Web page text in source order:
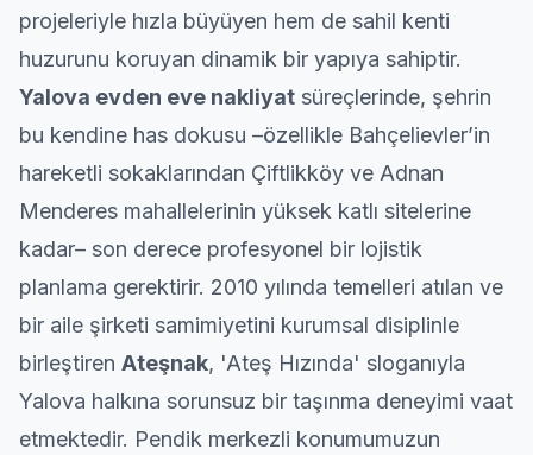
kapalı tavsiye ediyorum,
hakkıyla yapıyorlar
projeleriyle hızla büyüyen hem de sahil kenti
huzurunu koruyan dinamik bir yapıya sahiptir.
Yalova evden eve nakliyat süreçlerinde, şehrin
bu kendine has dokusu –özellikle Bahçelievler’in
hareketli sokaklarından Çiftlikköy ve Adnan
Menderes mahallelerinin yüksek katlı sitelerine
kadar– son derece profesyonel bir lojistik
planlama gerektirir. 2010 yılında temelleri atılan ve
bir aile şirketi samimiyetini kurumsal disiplinle
birleştiren Ateşnak, 'Ateş Hızında' sloganıyla
Yalova halkına sorunsuz bir taşınma deneyimi vaat
etmektedir. Pendik merkezli konumumuzun